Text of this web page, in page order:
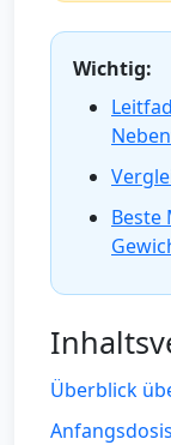
Wichtig:
Beste
Überblick
Anfangsdosis